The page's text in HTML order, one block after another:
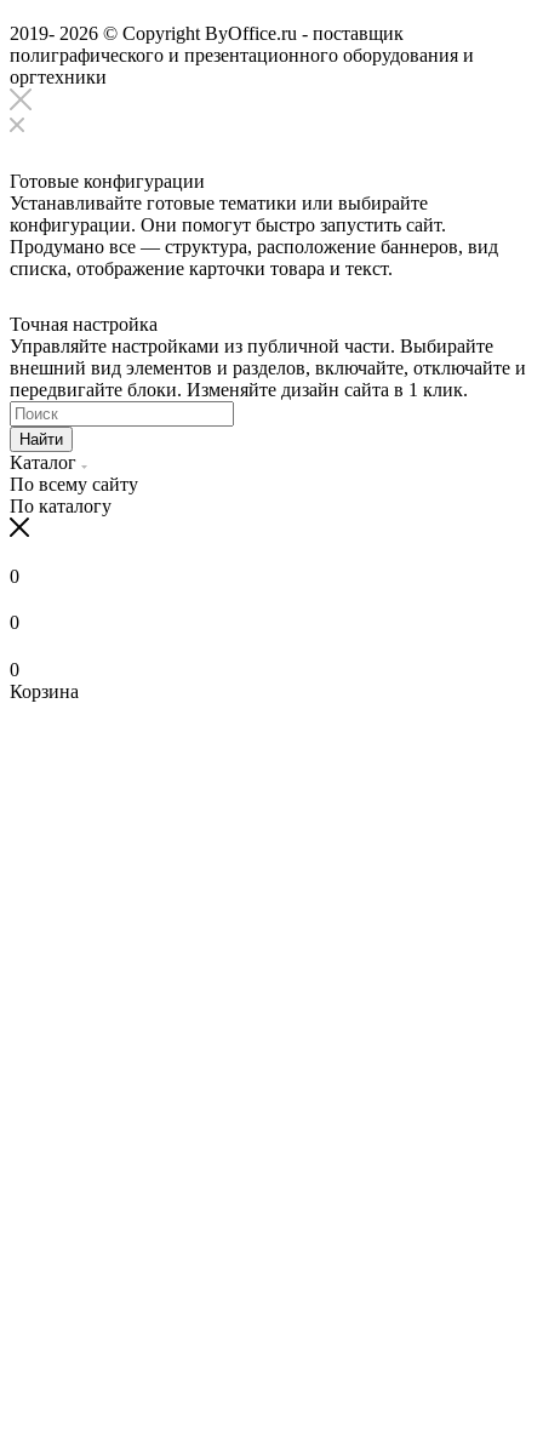
2019- 2026 © Copyright ByOffice.ru - поставщик
полиграфического и презентационного оборудования и
оргтехники
Готовые конфигурации
Устанавливайте готовые тематики или выбирайте
конфигурации. Они помогут быстро запустить сайт.
Продумано все — структура, расположение баннеров, вид
списка, отображение карточки товара и текст.
Точная настройка
Управляйте настройками из публичной части. Выбирайте
внешний вид элементов и разделов, включайте, отключайте и
передвигайте блоки. Изменяйте дизайн сайта в 1 клик.
Найти
Каталог
По всему сайту
По каталогу
0
0
0
Корзина